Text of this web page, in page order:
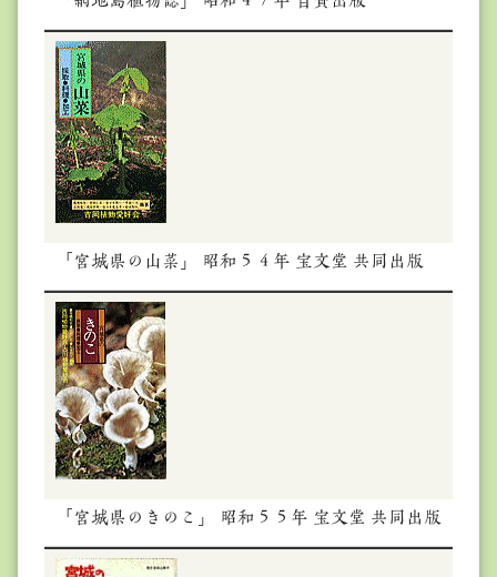
「宮城県の山菜」 昭和５４年 宝文堂 共同出版
「宮城県のきのこ」 昭和５５年 宝文堂 共同出版